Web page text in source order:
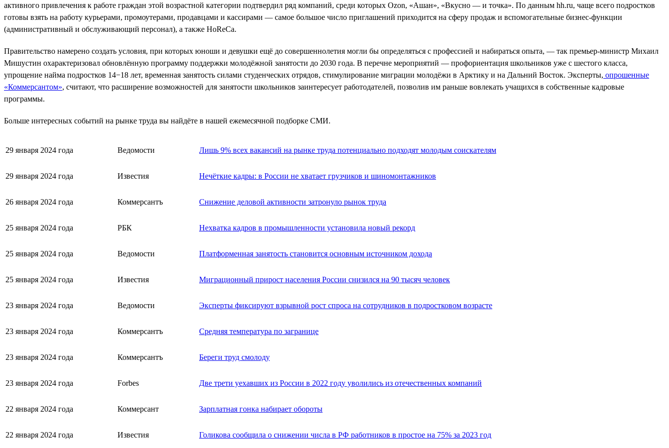
активного привлечения к работе граждан этой возрастной категории подтвердил ряд компаний, среди которых Ozon, «Ашан», «Вкусно — и точка». По данным hh.ru, чаще всего подростков
готовы взять на работу курьерами, промоутерами, продавцами и кассирами — самое большое число приглашений приходится на сферу продаж и вспомогательные бизнес-функции
(административный и обслуживающий персонал), а также HoReCa.
Правительство намерено создать условия, при которых юноши и девушки ещё до совершеннолетия могли бы определяться с профессией и набираться опыта, — так премьер-министр Михаил
Мишустин охарактеризовал обновлённую программу поддержки молодёжной занятости до 2030 года. В перечне мероприятий — профориентация школьников уже с шестого класса,
упрощение найма подростков 14−18 лет, временная занятость силами студенческих отрядов, стимулирование миграции молодёжи в Арктику и на Дальний Восток. Эксперты, опрошенные
«Коммерсантом», считают, что расширение возможностей для занятости школьников заинтересует работодателей, позволив им раньше вовлекать учащихся в собственные кадровые
программы.
Больше интересных событий на рынке труда вы найдёте в нашей ежемесячной подборке СМИ.
29 января 2024 года Ведомости Лишь 9% всех вакансий на рынке труда потенциально подходят молодым соискателям
29 января 2024 года Известия Нечёткие кадры: в России не хватает грузчиков и шиномонтажников
26 января 2024 года Коммерсантъ Снижение деловой активности затронуло рынок труда
25 января 2024 года РБК Нехватка кадров в промышленности установила новый рекорд
25 января 2024 года Ведомости Платформенная занятость становится основным источником дохода
25 января 2024 года Известия Миграционный прирост населения России снизился на 90 тыcяч человек
23 января 2024 года Ведомости Эксперты фиксируют взрывной рост спроса на сотрудников в подростковом возрасте
23 января 2024 года Коммерсантъ Средняя температура по загранице
23 января 2024 года Коммерсантъ Береги труд смолоду
23 января 2024 года Forbes Две трети уехавших из России в 2022 году уволились из отечественных компаний
22 января 2024 года Коммерсант Зарплатная гонка набирает обороты
22 января 2024 года Известия Голикова сообщила о снижении числа в РФ работников в простое на 75% за 2023 год